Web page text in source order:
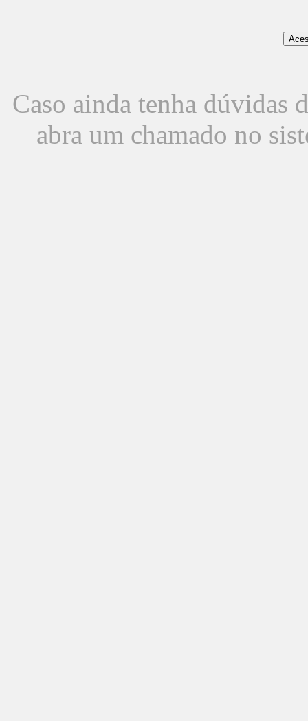
Caso ainda tenha dúvidas
abra um chamado no